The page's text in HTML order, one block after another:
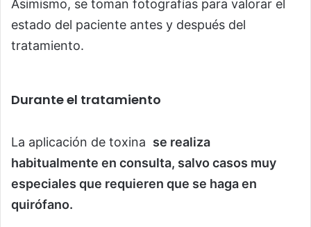
Asimismo, se toman fotografías para valorar el
estado del paciente antes y después del
tratamiento.
Durante el tratamiento
La aplicación de toxina se realiza
habitualmente en consulta, salvo casos muy
especiales que requieren que se haga en
quirófano.